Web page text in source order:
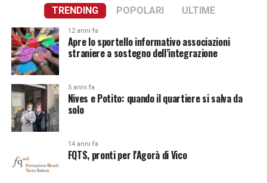
TRENDING POPOLARI ULTIME
12 anni fa
Apre lo sportello informativo associazioni
straniere a sostegno dell’integrazione
5 anni fa
Nives e Potito: quando il quartiere si salva da
solo
14 anni fa
FQTS, pronti per l'Agorà di Vico